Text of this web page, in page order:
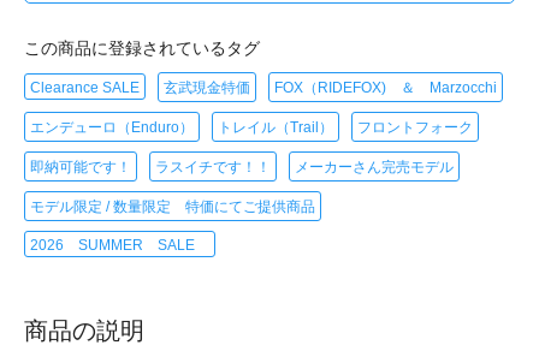
この商品に登録されているタグ
Clearance SALE 玄武現金特価 FOX（RIDEFOX) ＆ Marzocchi
エンデューロ（Enduro） トレイル（Trail） フロントフォーク
即納可能です！ ラスイチです！！ メーカーさん完売モデル
モデル限定 / 数量限定 特価にてご提供商品
2026 SUMMER SALE
商品の説明